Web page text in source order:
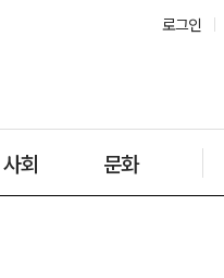
로그인
사회 문화